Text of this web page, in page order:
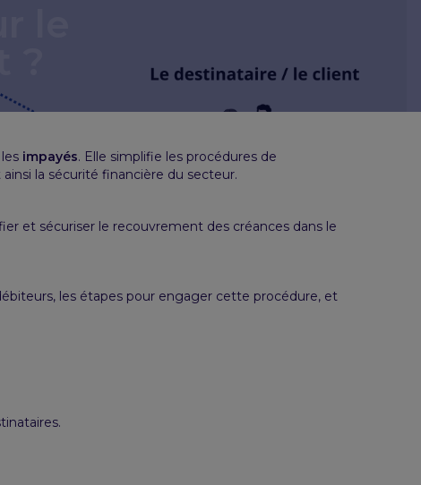
le
impayés. Elle simplifie les procédures de
la sécurité financière du secteur.
et sécuriser le recouvrement des créances dans le
les étapes pour engager cette procédure, et